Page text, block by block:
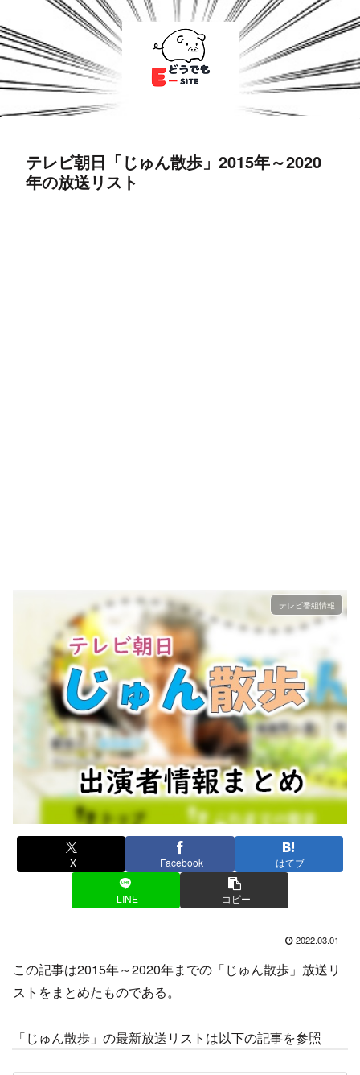
テレビ朝日「じゅん散歩」2015年～2020
年の放送リスト
テレビ番組情報
X Facebook はてブ
LINE コピー
2022.03.01
この記事は2015年～2020年までの「じゅん散歩」放送リ
ストをまとめたものである。
「じゅん散歩」の最新放送リストは以下の記事を参照